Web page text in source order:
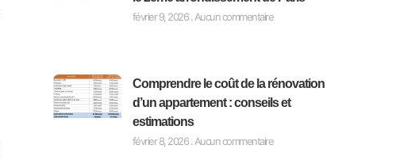
février 9, 2026 Aucun commentaire
Comprendre le coût de la rénovation
d’un appartement : conseils et
estimations
février 8, 2026 Aucun commentaire